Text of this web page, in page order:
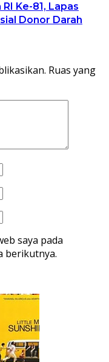
Ke-81, Lapas
Donor Darah
Ruas yang
saya pada
berikutnya.